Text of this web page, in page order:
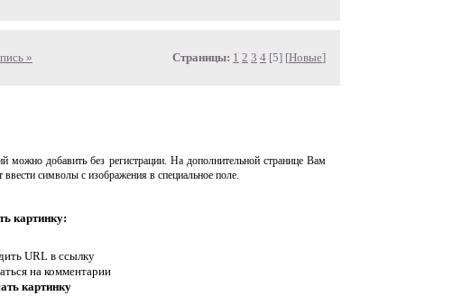
» Страницы: 1 2 3 4 [5] [Новые]
можно добавить без регистрации. На дополнительной странице Вам
ввести символы с изображения в специальное поле.
картинку:
URL в ссылку
на комментарии
картинку